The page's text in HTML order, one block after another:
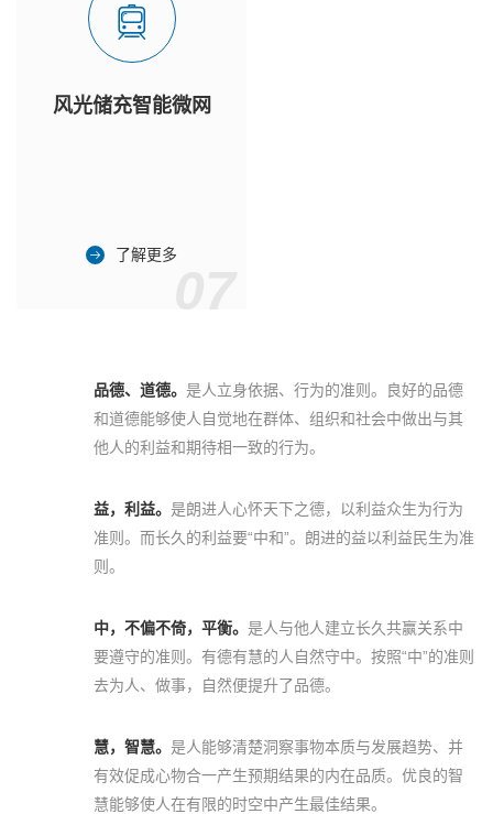
风光储充智能微网
了解更多
品德、道德。 是人立身依据、行为的准则。良好的品德
和道德能够使人自觉地在群体、组织和社会中做出与其
他人的利益和期待相一致的行为。
益，利益。 是朗进人心怀天下之德，以利益众生为行为
准则。而长久的利益要“中和”。朗进的益以利益民生为准
则。
中，不偏不倚，平衡。 是人与他人建立长久共赢关系中
要遵守的准则。有德有慧的人自然守中。按照“中”的准则
去为人、做事，自然便提升了品德。
慧，智慧。 是人能够清楚洞察事物本质与发展趋势、并
有效促成心物合一产生预期结果的内在品质。优良的智
慧能够使人在有限的时空中产生最佳结果。